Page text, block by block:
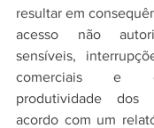
resultar em
acesso não
sensíveis,
comerciais e
produtividade dos
acordo com um